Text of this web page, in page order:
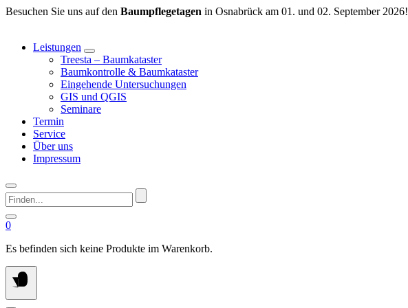
Springen
Inhalt
Besuchen Sie uns auf den Baumpflegetagen in Osnabrück am 01. und 02. September 2026!
Leistungen
Treesta – Baumkataster
Baumkontrolle & Baumkataster
Eingehende Untersuchungen
GIS und QGIS
Seminare
Termin
Service
Über uns
Impressum
Finden...
0
Es befinden sich keine Produkte im Warenkorb.